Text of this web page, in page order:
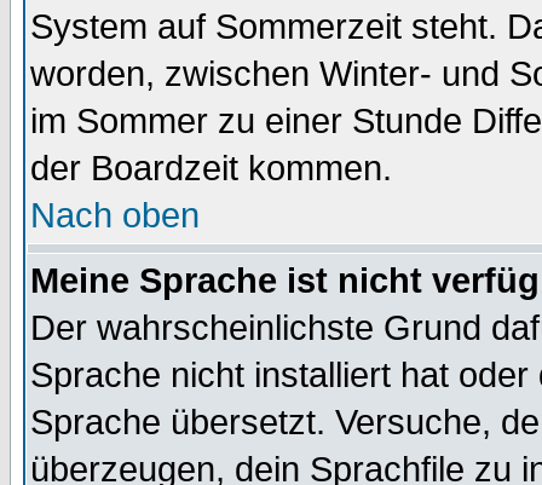
System auf Sommerzeit steht.
worden, zwischen Winter- und
im Sommer zu einer Stunde
der Boardzeit kommen.
Nach oben
Meine Sprache ist nicht
Der wahrscheinlichste Grund
Sprache nicht installiert hat
Sprache übersetzt. Versuche,
überzeugen, dein Sprachfile zu